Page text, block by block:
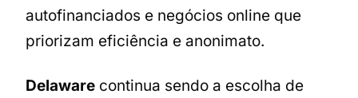
autofinanciados e negócios online que
priorizam eficiência e anonimato.
Delaware continua sendo a escolha de